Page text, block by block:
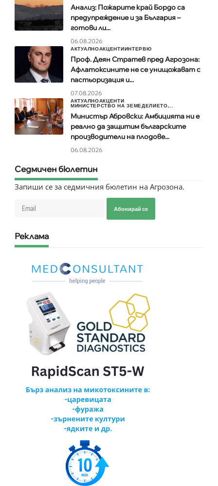
Анализ: Пожарите край Бордо са
предупреждение и за България –
готови ли...
06.08.2026
АКТУАЛНОАКЦЕНТИИНТЕРВЮ
Проф. Деян Стратев пред Агрозона:
Афлатоксините не се унищожават с
пастьоризация и...
07.08.2026
АКТУАЛНОАКЦЕНТИ
МИНИСТЕРСТВО НА ЗЕМЕДЕЛИЕТО,...
Министър Абровски: Амбицията ни е
реално да защитим българските
производители на плодове...
06.08.2026
Седмичен бюлетин
Запиши се за седмичния бюлетин на Агрозона.
Абонирай се
Реклама